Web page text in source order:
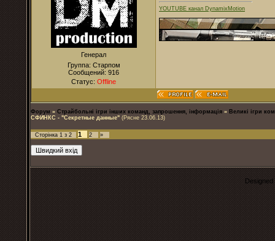
Генерал
Группа: Старпом
Сообщений: 916
Статус: Offline
YOUTUBE канал DynamixMotion
Форум » Страйбольні ігри інших команд, запрошення, інформація » Великі ігри
СФИНКС - "Секретные данные" (Рясне 23.06.13)
Сторінка 1 з 2 1 2 »